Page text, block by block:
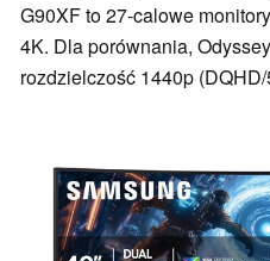
G90XF to 27-calowe
4K. Dla porównania,
rozdzielczość 1440p